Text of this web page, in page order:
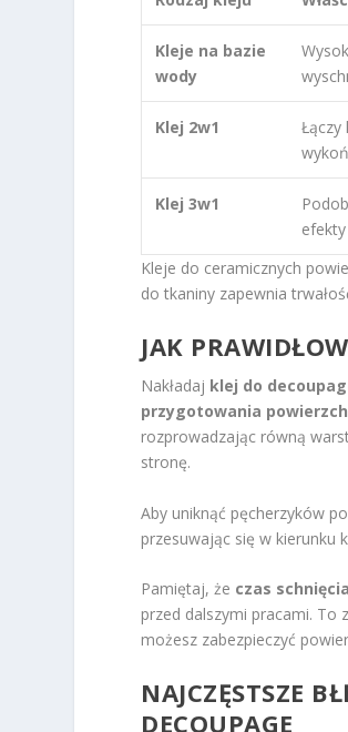
Kleje na bazie
wody
Klej 2w1
Łączy
Klej 3w1
Kleje do ceramicznych
do tkaniny zapewnia
JAK
Nakładaj klej do
przygotowania
rozprowadzając równą
stronę.
Aby uniknąć pęcherzyków
przesuwając się w kierunku
Pamiętaj, że czas schnięcia
przed dalszymi pracami. To
możesz zabezpieczyć
NAJCZĘSTSZE
DECOUPAGE